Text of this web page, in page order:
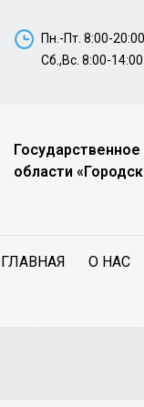
Пн.-Пт. 8:00-20:00
Сб.,Вс. 8:00-14:00
области
ГЛАВНАЯ О НАС